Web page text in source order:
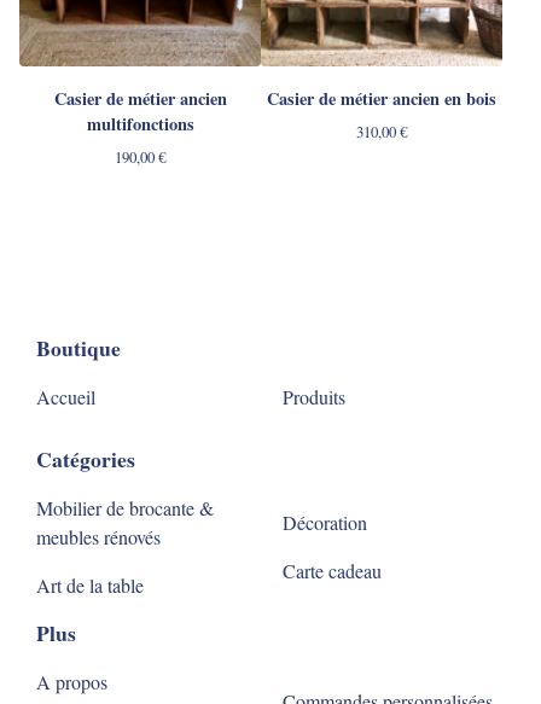
Casier de métier ancien
multifonctions
190,00€
Casier de métier ancien en bois
310,00€
Boutique
Accueil Produits
Catégories
Mobilier de brocante &
meubles rénovés
Art de la table
Décoration
Carte cadeau
Plus
A propos